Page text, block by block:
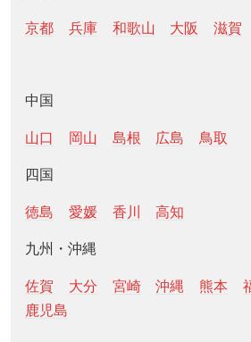
京都 兵庫 和歌山 大阪 滋賀
中国
山口 岡山 島根 広島 鳥取
四国
徳島 愛媛 香川 高知
九州・沖縄
佐賀 大分 宮崎 沖縄 熊本
鹿児島